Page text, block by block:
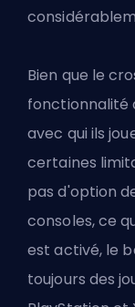
Bien que le
fonctionnalité
avec qui ils
certaines
pas d'option
consoles, ce
est activé, le
toujours des